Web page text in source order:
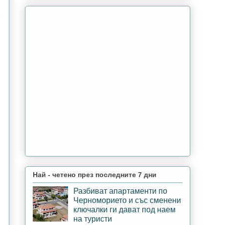
Най - четено през последните 7 дни
Разбиват апартаменти по
Черноморието и със сменени
ключалки ги дават под наем
на туристи